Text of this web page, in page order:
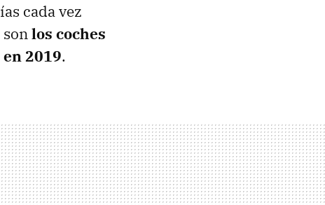
cada vez
los coches
2019.